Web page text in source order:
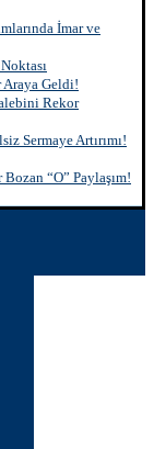
İmar ve
Araya Geldi!
Rekor
Sermaye Artırımı!
“O” Paylaşım!